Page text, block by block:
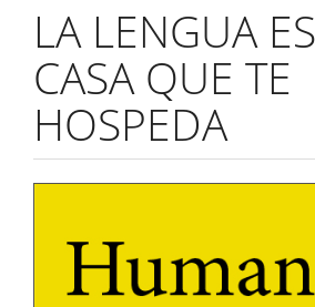
LA LENGUA
CASA QUE TE
HOSPEDA
Barra
lateral
del